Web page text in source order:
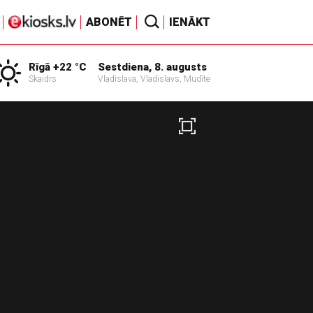
ABONĒT IENĀKT
Rīgā +22 °C
Skaidrs
Sestdiena, 8. augusts
Vladislava, Vladislavs, Mudīte